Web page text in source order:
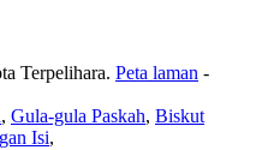
Terpelihara. Peta laman -
, Gula-gula Paskah, Biskut
Isi,